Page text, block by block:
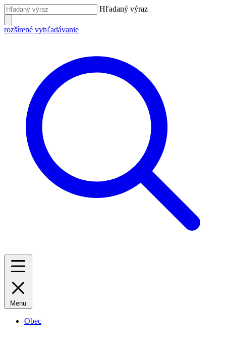
Hľadaný výraz
rozšírené vyhľadávanie
Menu
Obec